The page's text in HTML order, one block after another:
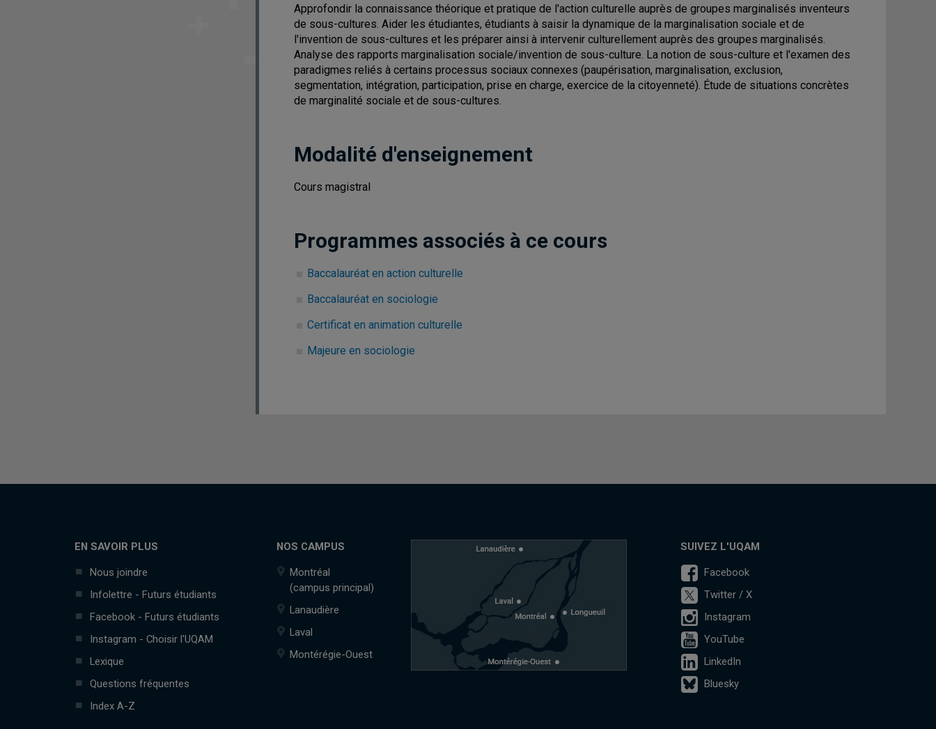
Approfondir la connaissance théorique et pratique de l'action culturelle auprès de groupes marginalisés inventeurs
de sous-cultures. Aider les étudiantes, étudiants à saisir la dynamique de la marginalisation sociale et de
l'invention de sous-cultures et les préparer ainsi à intervenir culturellement auprès des groupes marginalisés.
Analyse des rapports marginalisation sociale/invention de sous-culture. La notion de sous-culture et l'examen des
paradigmes reliés à certains processus sociaux connexes (paupérisation, marginalisation, exclusion,
segmentation, intégration, participation, prise en charge, exercice de la citoyenneté). Étude de situations concrètes
de marginalité sociale et de sous-cultures.
Modalité d'enseignement
Cours magistral
Programmes associés à ce cours
Baccalauréat en action culturelle
Baccalauréat en sociologie
Certificat en animation culturelle
Majeure en sociologie
EN SAVOIR PLUS
Nous joindre
Infolettre - Futurs étudiants
Facebook - Futurs étudiants
Instagram - Choisir l'UQAM
Lexique
Questions fréquentes
Index A-Z
NOS CAMPUS
Montréal
(campus principal)
Lanaudière
Laval
Montérégie-Ouest
SUIVEZ L'UQAM
Facebook
Twitter / X
Instagram
YouTube
LinkedIn
Bluesky